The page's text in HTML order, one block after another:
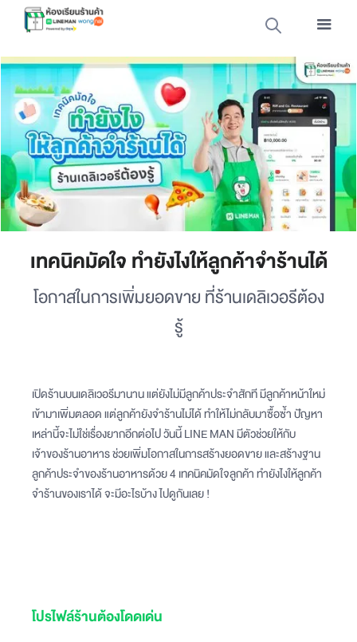
เทคนิคมัดใจ ทำยังไงให้ลูกค้าจำร้านได้
โอกาสในการเพิ่มยอดขาย ที่ร้านเดลิเวอรีต้อง
รู้
เปิดร้านบนเดลิเวอรีมานาน แต่ยังไม่มีลูกค้าประจำสักที มีลูกค้าหน้าใหม่
เข้ามาเพิ่มตลอด แต่ลูกค้ายังจำร้านไม่ได้ ทำให้ไม่กลับมาซื้อซ้ำ ปัญหา
เหล่านี้จะไม่ใช่เรื่องยากอีกต่อไป วันนี้ LINE MAN มีตัวช่วยให้กับ
เจ้าของร้านอาหาร ช่วยเพิ่มโอกาสในการสร้างยอดขาย และสร้างฐาน
ลูกค้าประจำของร้านอาหารด้วย 4 เทคนิคมัดใจลูกค้า ทำยังไงให้ลูกค้า
จำร้านของเราได้ จะมีอะไรบ้าง ไปดูกันเลย !
โปรไฟล์ร้านต้องโดดเด่น